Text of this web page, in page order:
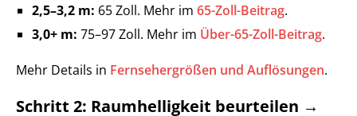
2,5–3,2 m: 65 Zoll. Mehr im 65-Zoll-Beitrag.
3,0+ m: 75–97 Zoll. Mehr im Über-65-Zoll-Beitrag.
Mehr Details in Fernsehergrößen und Auflösungen.
Schritt 2: Raumhelligkeit beurteilen →